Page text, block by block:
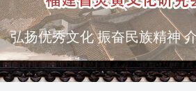
弘扬优秀文化 振奋民族精神
瑰宝 宣传中华精英
突出海西特色 报道台港澳侨